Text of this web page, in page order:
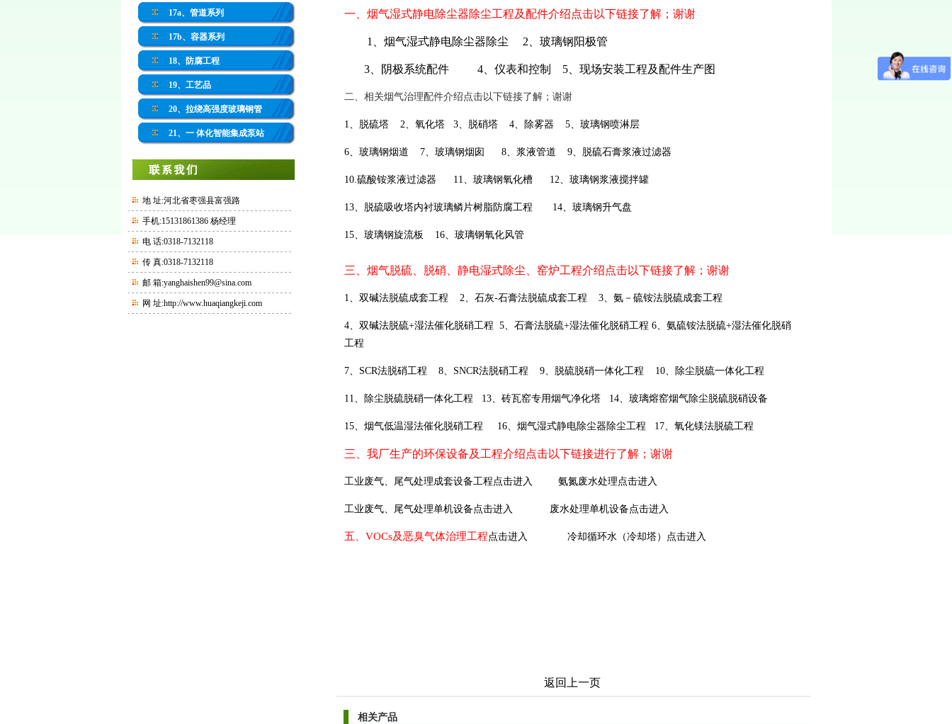
17a、管道系列
17b、容器系列
18、防腐工程
19、工艺品
20、拉绕高强度玻璃钢管
21、一 体化智能集成泵站
地 址:河北省枣强县富强路
手机:15131861386 杨经理
电 话:0318-7132118
传 真:0318-7132118
邮 箱:yanghaishen99@sina.com
网 址:http://www.huaqiangkeji.com
一、烟气湿式静电除尘器除尘工程及配件介绍点击以下链接了解；谢谢
1 、烟气湿式静电除尘器除尘 2 、玻璃钢阳极管
3 阴极系统配件 4 、仪表和控制 5、现场安装工程及配件生产图
二、相关烟气治理配件介绍点击以下链接了解；谢谢
1、脱硫塔 2、氧化塔 3、脱硝塔 4、除雾器 5、玻璃钢喷淋层
6、玻璃钢烟道 7、玻璃钢烟囱 8、浆液管道 9、脱硫石膏浆液过滤器
10.硫酸铵浆液过滤器 11、玻璃钢氧化槽 12、玻璃钢浆液搅拌罐
13、脱硫吸收塔内衬玻璃鳞片树脂防腐工程 14、玻璃钢升气盘
15、玻璃钢旋流板 16、玻璃钢氧化风管
三、烟气脱硫、脱硝、静电湿式除尘、窑炉工程介绍点击以下链接了解；谢谢
1、双碱法脱硫成套工程 2、石灰-石膏法脱硫成套工程 3、氨－硫铵法脱硫成套工程
4、双碱法脱硫+湿法催化脱硝工程 5、石膏法脱硫+湿法催化脱硝工程 6、氨硫铵法脱硫+湿法催化脱硝
工程
7、SCR法脱硝工程 8、SNCR法脱硝工程 9、脱硫脱硝一体化工程 10、除尘脱硫一体化工程
11、除尘脱硫脱硝一体化工程 13、砖瓦窑专用烟气净化塔 14、玻璃熔窑烟气除尘脱硫脱硝设备
15、烟气低温湿法催化脱硝工程 16、烟气湿式静电除尘器除尘工程 17、氧化镁法脱硫工程
三、我厂生产的环保设备及工程介绍点击以下链接进行了解；谢谢
工业废气、尾气处理成套设备工程点击进入 氨氮废水处理点击进入
工业废气、尾气处理单机设备点击进入 废水处理单机设备点击进入
五、VOCs及恶臭气体治理工程点击进入冷却循环水（冷却塔）点击进入
返回上一页
相关产品